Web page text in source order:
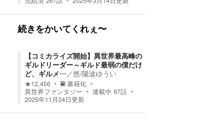
続きをかいてくれぇ〜
【コミカライズ開始】異世界最高峰の
ギルドリーダー～ギルド最弱の僕だけ
ど、ギルメ…／悠/陽波ゆうい
★12,456
書籍化
異世界ファンタジー
連載中 97話
2025年11月24日更新